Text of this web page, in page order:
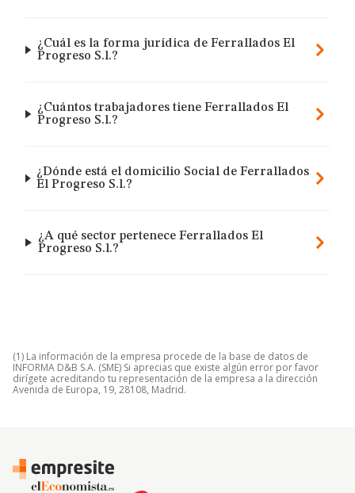
¿Cuál es la forma jurídica de Ferrallados El
Progreso S.l.?
¿Cuántos trabajadores tiene Ferrallados El
Progreso S.l.?
¿Dónde está el domicilio Social de Ferrallados
El Progreso S.l.?
¿A qué sector pertenece Ferrallados El
Progreso S.l.?
(1) La información de la empresa procede de la base de datos de
INFORMA D&B S.A. (SME) Si aprecias que existe algún error por favor
dirígete acreditando tu representación de la empresa a la dirección
Avenida de Europa, 19, 28108, Madrid.